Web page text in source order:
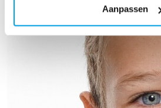
Aanpassen